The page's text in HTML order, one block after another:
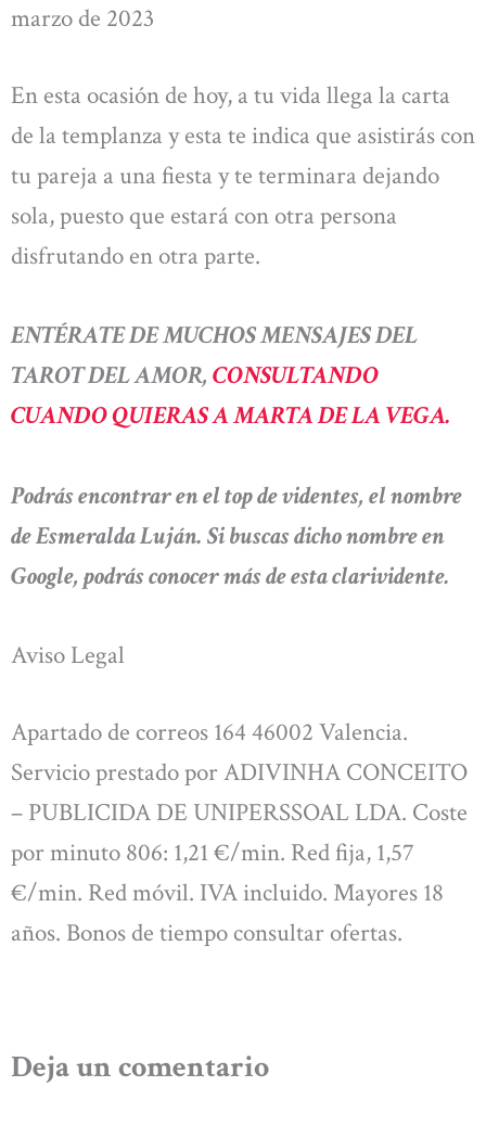
marzo de 2023
En esta ocasión de hoy, a tu vida llega la carta
de la templanza y esta te indica que asistirás con
tu pareja a una fiesta y te terminara dejando
sola, puesto que estará con otra persona
disfrutando en otra parte.
ENTÉRATE DE MUCHOS MENSAJES DEL
TAROT DEL AMOR, CONSULTANDO
CUANDO QUIERAS A MARTA DE LA VEGA.
Podrás encontrar en el top de videntes, el nombre
de Esmeralda Luján. Si buscas dicho nombre en
Google, podrás conocer más de esta clarividente.
Aviso Legal
Apartado de correos 164 46002 Valencia.
Servicio prestado por ADIVINHA CONCEITO
– PUBLICIDA DE UNIPERSSOAL LDA. Coste
por minuto 806: 1,21 €/min. Red fija, 1,57
€/min. Red móvil. IVA incluido. Mayores 18
años. Bonos de tiempo consultar ofertas.
Deja un comentario